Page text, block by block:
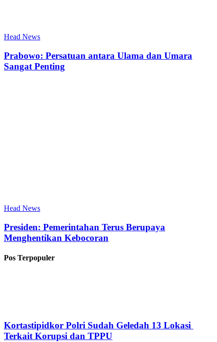
Head News
Prabowo: Persatuan antara Ulama dan Umara
Sangat Penting
Head News
Presiden: Pemerintahan Terus Berupaya
Menghentikan Kebocoran
Pos Terpopuler
Kortastipidkor Polri Sudah Geledah 13 Lokasi
Terkait Korupsi dan TPPU